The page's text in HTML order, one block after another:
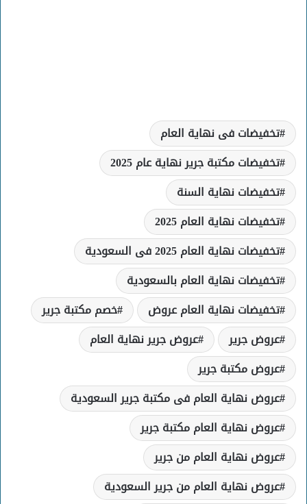
تخفيضات فى نهاية العام
تخفيضات مكتبة جرير نهاية عام 2025
تخفيضات نهاية السنة
تخفيضات نهاية العام 2025
تخفيضات نهاية العام 2025 فى السعودية
تخفيضات نهاية العام بالسعودية
تخفيضات نهاية العام عروض
خصم مكتبة جرير
عروض جرير
عروض جرير نهاية العام
عروض مكتبة جرير
عروض نهاية العام فى مكتبة جرير السعودية
عروض نهاية العام مكتبة جرير
عروض نهاية العام من جرير
عروض نهاية العام من جرير السعودية